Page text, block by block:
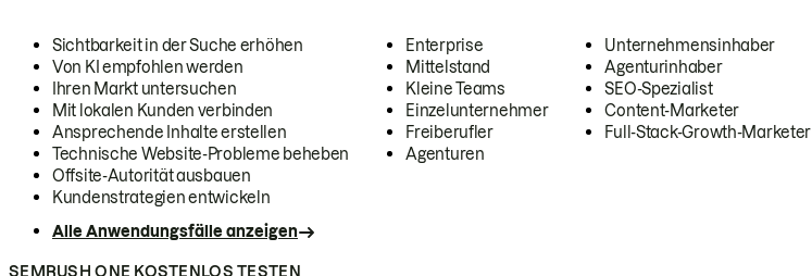
Sichtbarkeit in der Suche erhöhen
Von KI empfohlen werden
Ihren Markt untersuchen
Mit lokalen Kunden verbinden
Ansprechende Inhalte erstellen
Technische Website-Probleme beheben
Offsite-Autorität ausbauen
Kundenstrategien entwickeln
Alle Anwendungsfälle anzeigen
Enterprise
Mittelstand
Kleine Teams
Einzelunternehmer
Freiberufler
Agenturen
Unternehmensinhaber
Agenturinhaber
SEO-Spezialist
Content-Marketer
Full-Stack-Growth-Marketer
SEMRUSH ONE KOSTENLOS TESTEN